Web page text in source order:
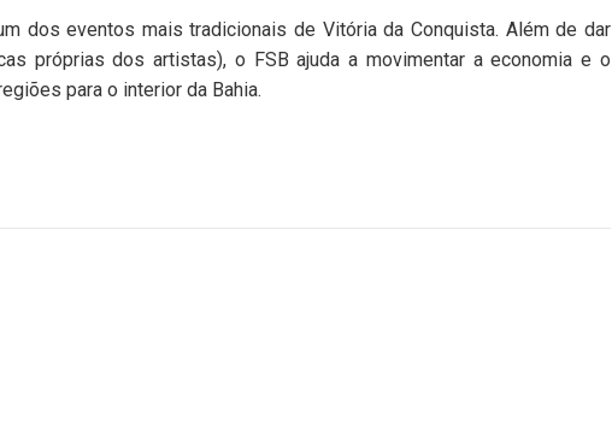
dos eventos mais tradicionais de Vitória da Conquista. Além de dar
próprias dos artistas), o FSB ajuda a movimentar a economia e o
para o interior da Bahia.